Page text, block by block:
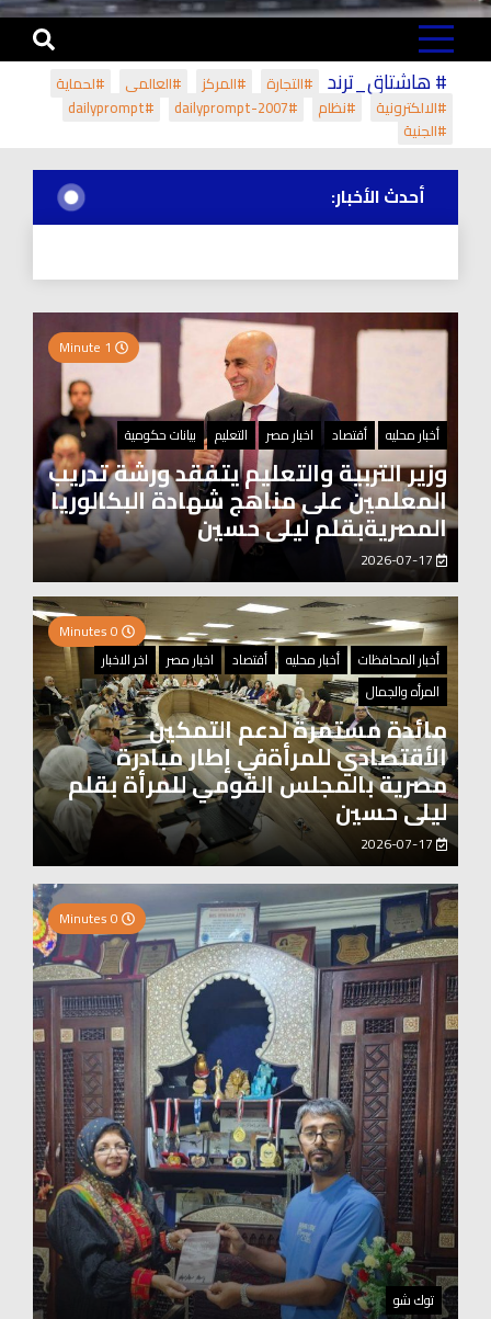
# هاشتاق_ترند #التجارة #المركز #العالمي
#لحماية
#الالكترونية
#نظام #dailyprompt-2007
#dailyprompt
#الجنية
أحدث الأخبار:
أخبار محليه أقتصاد اخبار مصر التعليم بيانات حكومية
وزير التربية والتعليم يتفقد ورشة تدريب
المعلمين على مناهج شهادة البكالوريا
المصريةبقلم ليلى حسين
أخبار المحافظات
أخبار محليه أقتصاد اخبار مصر
اخر الاخبار
المرأه والجمال
مائدة مستمرة لدعم التمكين
الأقتصادي للمرأةفي إطار مبادرة
مصرية بالمجلس القومي للمرأة بقلم
ليلى حسين
2026-07-17
اخبار العرب